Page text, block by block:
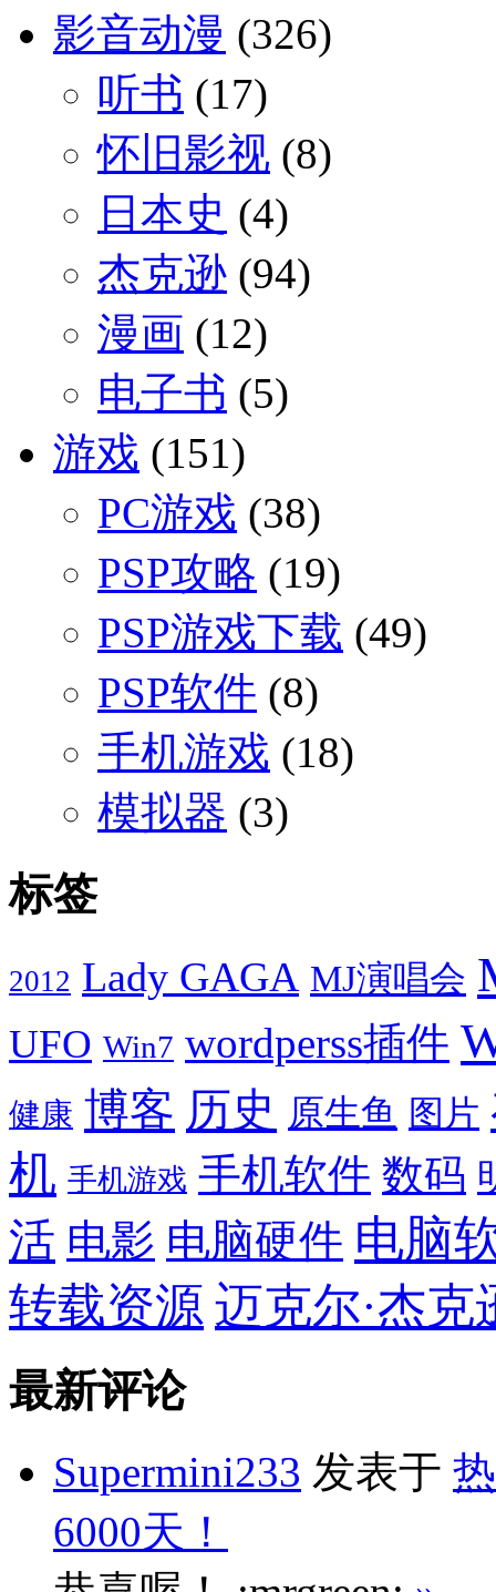
影音动漫 (326)
听书 (17)
怀旧影视 (8)
日本史 (4)
杰克逊 (94)
漫画 (12)
电子书 (5)
游戏 (151)
PC游戏 (38)
PSP攻略 (19)
PSP游戏下载 (49)
PSP软件 (8)
手机游戏 (18)
模拟器 (3)
标签
2012 Lady GAGA MJ演唱会
UFO Win7 wordperss插件
健康 博客 历史 原生鱼 图片
机 手机游戏 手机软件 数码
活 电影 电脑硬件 电脑
转载资源 迈克尔·杰克
最新评论
Supermini233 发表于
6000天！